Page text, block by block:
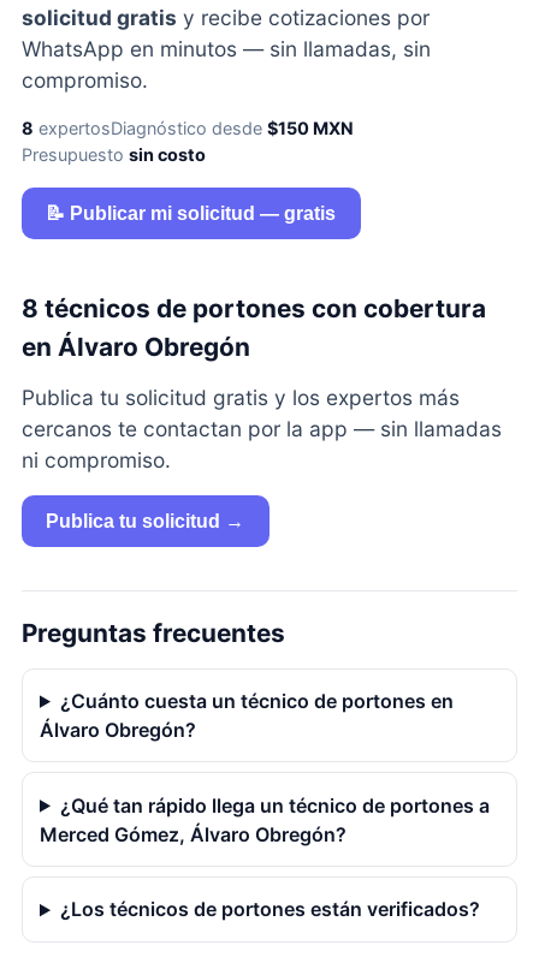
solicitud gratis y recibe cotizaciones por
WhatsApp en minutos — sin llamadas, sin
compromiso.
8 expertosDiagnóstico desde $150 MXN
Presupuesto sin costo
📝 Publicar mi solicitud — gratis
8 técnicos de portones con cobertura
en Álvaro Obregón
Publica tu solicitud gratis y los expertos más
cercanos te contactan por la app — sin llamadas
ni compromiso.
Publica tu solicitud →
Preguntas frecuentes
¿Cuánto cuesta un técnico de portones en
Álvaro Obregón?
¿Qué tan rápido llega un técnico de portones a
Merced Gómez, Álvaro Obregón?
¿Los técnicos de portones están verificados?